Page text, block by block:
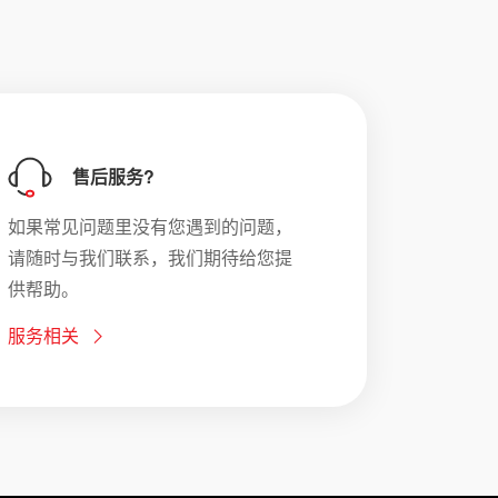
售后服务?
如果常见问题里没有您遇到的问题，
请随时与我们联系，我们期待给您提
供帮助。
服务相关